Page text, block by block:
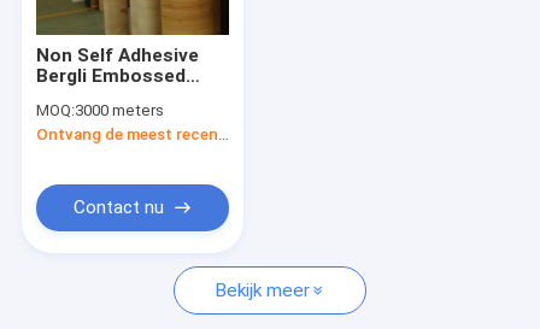
Non Self Adhesive
Bergli Embossed
Interior Decorative
Film Roll For Kitchen
MOQ:3000 meters
Contact nu
Bekijk meer